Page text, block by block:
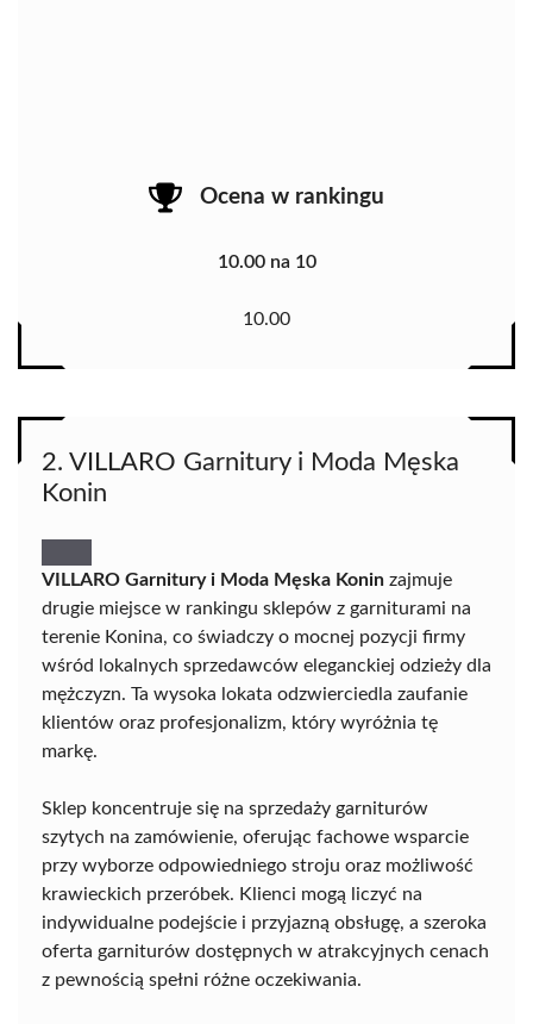
Ocena w rankingu
10.00 na 10
10.00
2. VILLARO Garnitury i Moda Męska
Konin
VILLARO Garnitury i Moda Męska Konin zajmuje
drugie miejsce w rankingu sklepów z garniturami na
terenie Konina, co świadczy o mocnej pozycji firmy
wśród lokalnych sprzedawców eleganckiej odzieży dla
mężczyzn. Ta wysoka lokata odzwierciedla zaufanie
klientów oraz profesjonalizm, który wyróżnia tę
markę.
Sklep koncentruje się na sprzedaży garniturów
szytych na zamówienie, oferując fachowe wsparcie
przy wyborze odpowiedniego stroju oraz możliwość
krawieckich przeróbek. Klienci mogą liczyć na
indywidualne podejście i przyjazną obsługę, a szeroka
oferta garniturów dostępnych w atrakcyjnych cenach
z pewnością spełni różne oczekiwania.